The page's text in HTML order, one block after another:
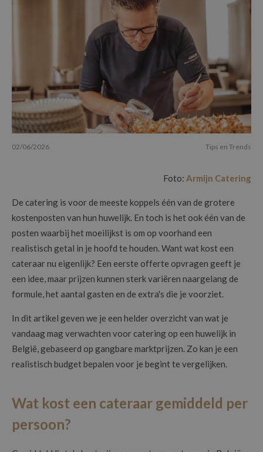
Tips en Trends
02/06/2026
Foto: Armijn Catering
De catering is voor de meeste koppels één van de grotere
kostenposten van hun huwelijk. En toch is het ook één van de
posten waarbij het moeilijkst is om op voorhand een
realistisch getal in je hoofd te houden. Want wat kost een
cateraar nu eigenlijk? Een eerste offerte opvragen geeft je
een idee, maar prijzen kunnen sterk variëren naargelang de
formule, het aantal gasten en de extra's die je voorziet.
In dit artikel geven we je een helder overzicht van wat je
vandaag mag verwachten voor catering op een huwelijk in
België, gebaseerd op gangbare marktprijzen. Zo kan je een
realistisch budget bepalen voor je begint te vergelijken.
Wat kost een cateraar gemiddeld per
persoon?